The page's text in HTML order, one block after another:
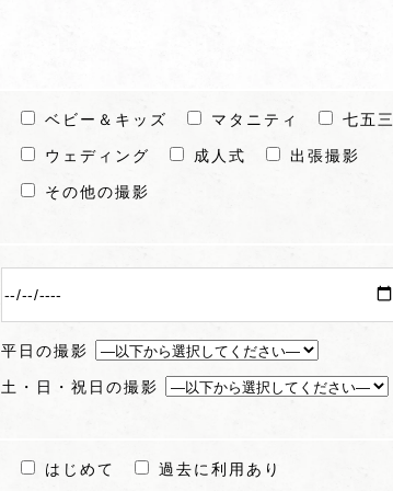
ベビー＆キッズ マタニティ 七五三
ウェディング 成人式 出張撮影
その他の撮影
平日の撮影
土・日・祝日の撮影
はじめて 過去に利用あり